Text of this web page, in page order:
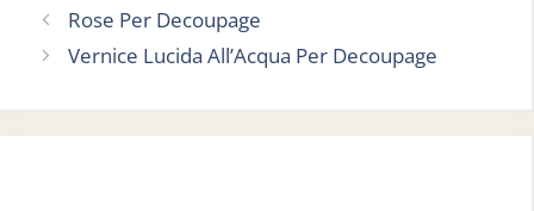
Rose Per Decoupage
Vernice Lucida All’Acqua Per Decoupage